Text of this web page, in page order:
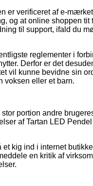
er verificeret af e-
og at online shoppen tit
til support, ifald du
reglementer i
Derfor er det
vil kunne bevidne sin
voksen eller et barn.
portion andre
af Tartan LED
kig ind i internet
en kritik af